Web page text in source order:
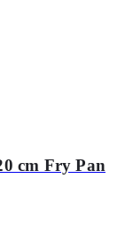
cm Fry Pan